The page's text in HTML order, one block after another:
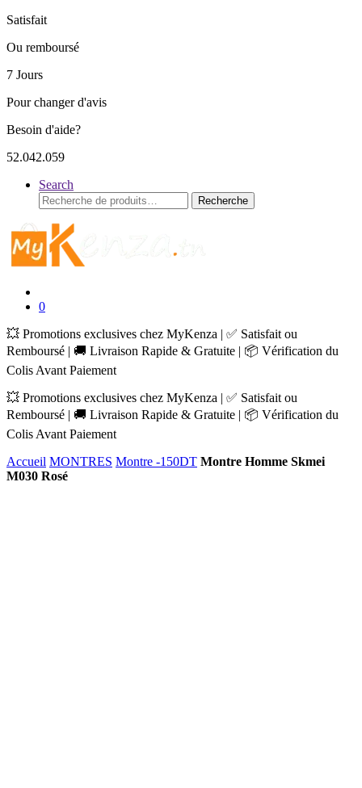
Satisfait
Ou remboursé
7 Jours
Pour changer d'avis
Besoin d'aide?
52.042.059
Search
Recherche
pour :
Recherche
0
💥 Promotions exclusives chez MyKenza | ✅ Satisfait ou
Remboursé | 🚚 Livraison Rapide & Gratuite | 📦 Vérification du
Colis Avant Paiement
💥 Promotions exclusives chez MyKenza | ✅ Satisfait ou
Remboursé | 🚚 Livraison Rapide & Gratuite | 📦 Vérification du
Colis Avant Paiement
Accueil MONTRES Montre -150DT Montre Homme Skmei
M030 Rosé